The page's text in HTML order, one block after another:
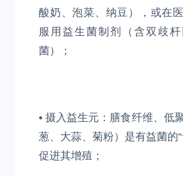
酸奶、泡菜、纳豆），或在
服用益生菌制剂（含双歧
菌）；
• 摄入益生元：膳食纤维、低
葱、大蒜、菊粉）是有益菌的
促进其增殖；